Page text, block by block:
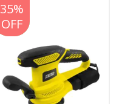
20%
OFF
35%
OFF